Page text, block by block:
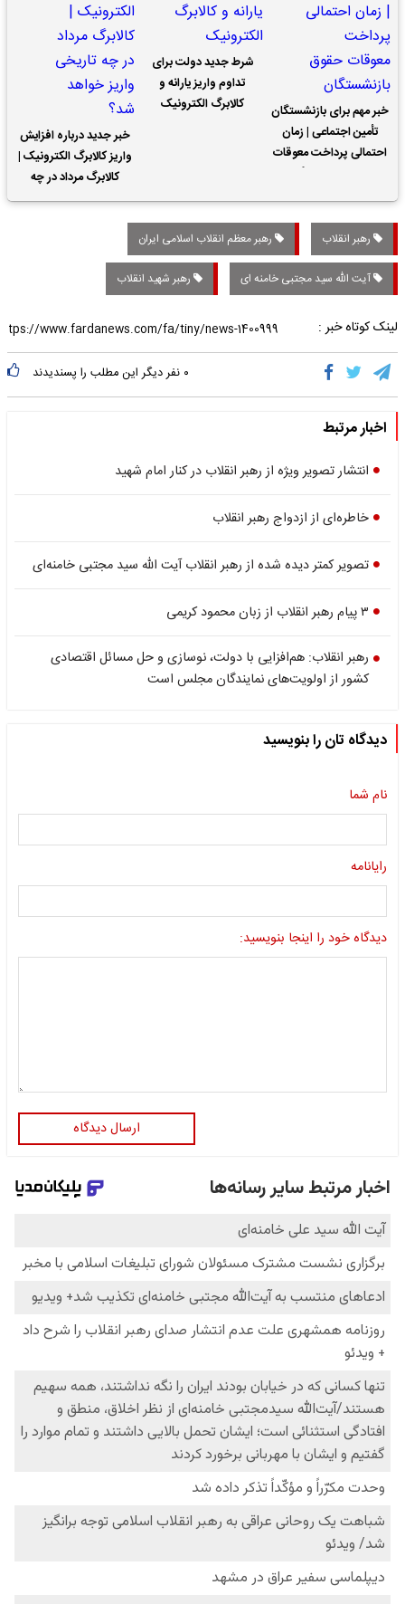
خبر مهم برای بازنشستگان
تأمین اجتماعی | زمان
احتمالی پرداخت معوقات
شرط جدید دولت برای
تداوم واریز یارانه و
کالابرگ الکترونیک
خبر جدید درباره افزایش
واریز کالابرگ الکترونیک |
کالابرگ مرداد در چه
تاریخی واریز خواهد شد؟
رهبر انقلاب رهبر معظم انقلاب اسلامی ایران
آیت الله سید مجتبی خامنه ای رهبر شهید انقلاب
لینک کوتاه خبر :
۰ نفر دیگر این مطلب را پسندیدند
اخبار مرتبط
انتشار تصویر ویژه از رهبر انقلاب در کنار امام شهید
خاطره‌ای از ازدواج رهبر انقلاب
تصویر کمتر دیده شده از رهبر انقلاب آیت الله سید مجتبی خامنه‌ای
۳ پیام رهبر انقلاب از زبان محمود کریمی
رهبر انقلاب: هم‌افزایی با دولت، نوسازی و حل مسائل اقتصادی
کشور از اولویت‌های نمایندگان مجلس است
دیدگاه تان را بنویسید
نام شما
رایانامه
دیدگاه خود را اینجا بنویسید:
ارسال دیدگاه